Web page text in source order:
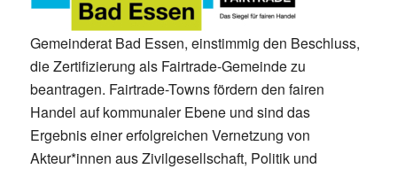
Gemeinderat Bad Essen, einstimmig den Beschluss,
die Zertifizierung als Fairtrade-Gemeinde zu
beantragen. Fairtrade-Towns fördern den fairen
Handel auf kommunaler Ebene und sind das
Ergebnis einer erfolgreichen Vernetzung von
Akteur*innen aus Zivilgesellschaft, Politik und